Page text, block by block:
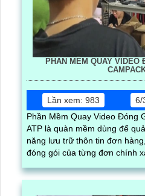
PHẦN MỀM QUAY VIDEO
Lần xem: 983
6/
Phần Mềm Quay Video Đóng
ATP là quàn mềm dùng để
năng lưu trữ thôn tin đơn
đóng gói của từng đơn chính